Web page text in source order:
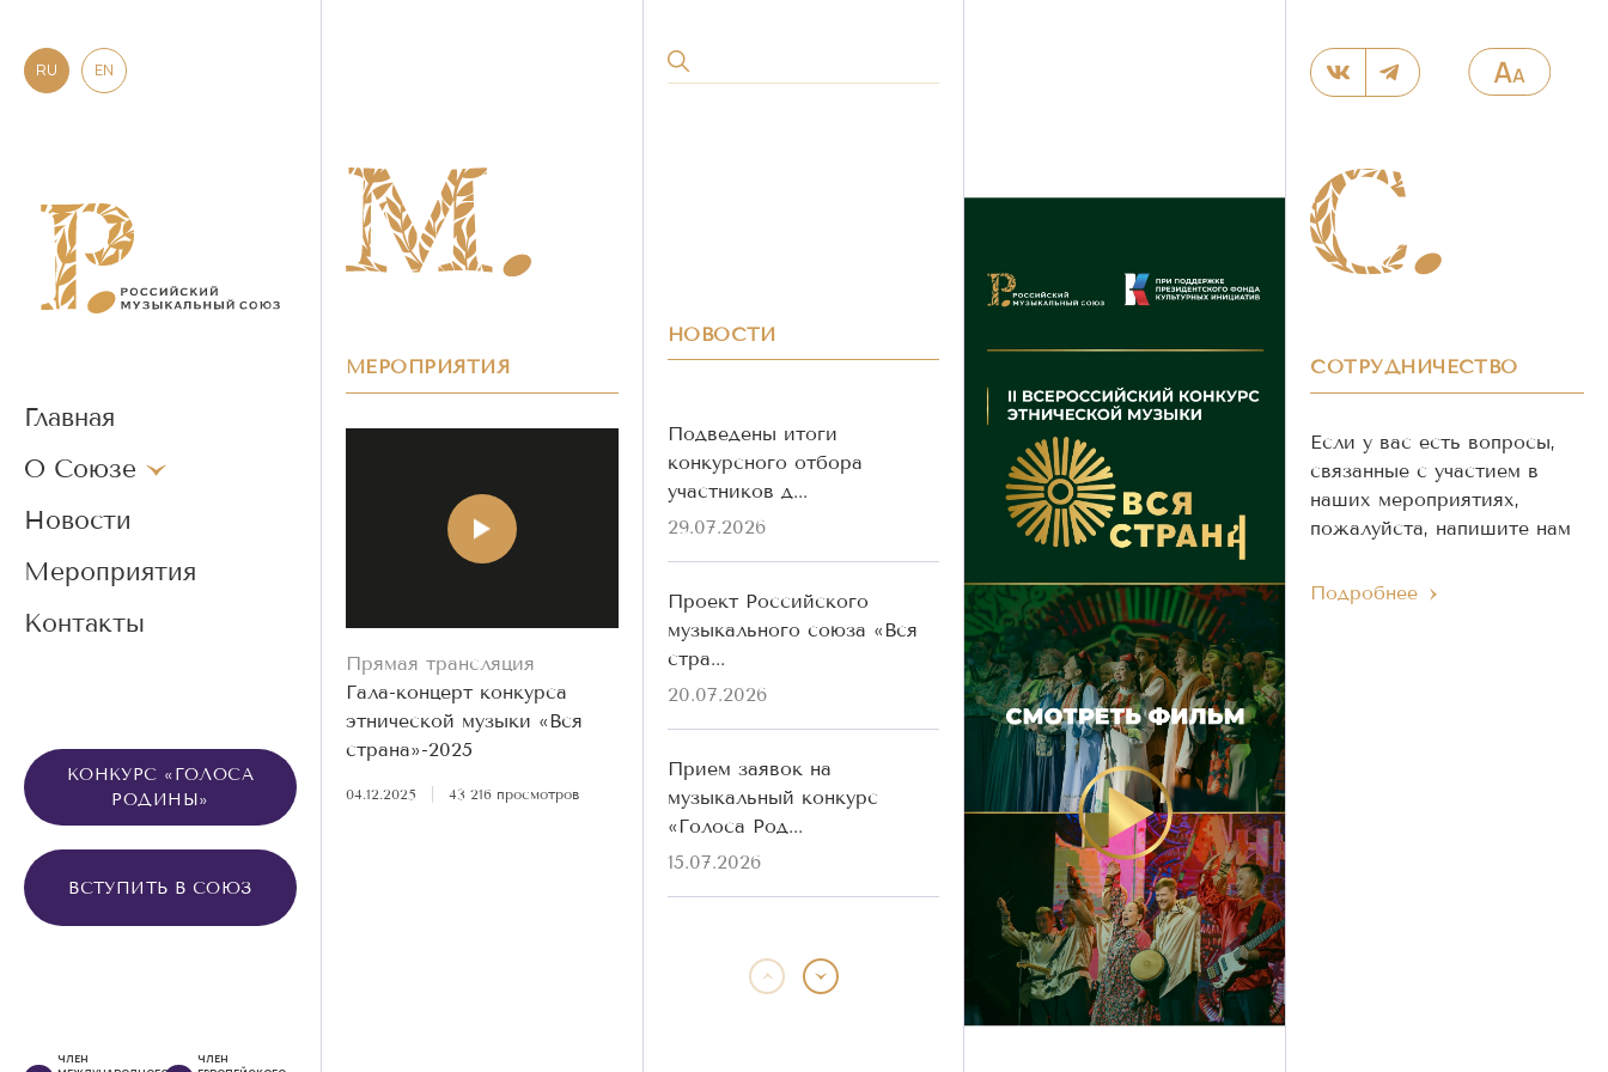
RU EN
Главная
О Союзе
Новости
Мероприятия
Контакты
КОНКУРС «ГОЛОСА
РОДИНЫ»
ВСТУПИТЬ В СОЮЗ
ЧЛЕН
ЧЛЕН
МЕРОПРИЯТИЯ
Прямая трансляция
Гала-концерт конкурса
этнической музыки «Вся
страна»-2025
04.12.2025 43 216 просмотров
НОВОСТИ
Подведены итоги
конкурсного отбора
участников д...
29.07.2026
Проект Российского
музыкального союза «Вся
стра...
20.07.2026
Прием заявок на
музыкальный конкурс
«Голоса Род...
15.07.2026
«Голоса Родины» разных
СОТРУДНИЧЕСТВО
Если у вас есть вопросы,
связанные с участием в
наших мероприятиях,
пожалуйста, напишите нам
Подробнее